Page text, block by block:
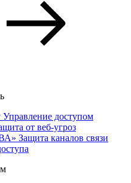
Управление доступом
от веб-угроз
Защита каналов связи